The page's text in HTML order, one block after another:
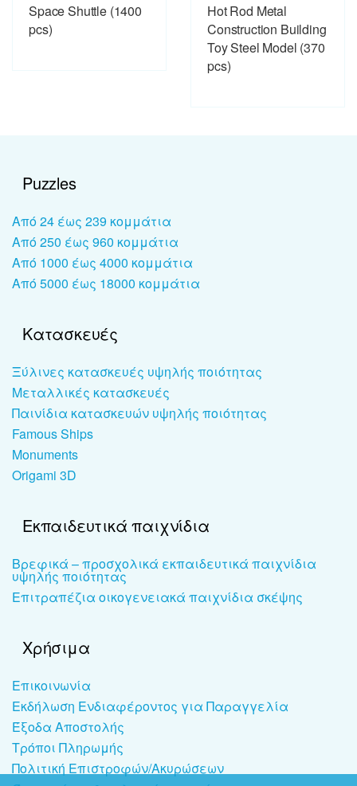
Space Shuttle (1400
pcs)
Hot Rod Metal
Construction Building
Toy Steel Model (370
pcs)
Puzzles
Από 24 έως 239 κομμάτια
Από 250 έως 960 κομμάτια
Από 1000 έως 4000 κομμάτια
Από 5000 έως 18000 κομμάτια
Κατασκευές
Ξύλινες κατασκευές υψηλής ποιότητας
Μεταλλικές κατασκευές
Παινίδια κατασκευών υψηλής ποιότητας
Famous Ships
Monuments
Origami 3D
Εκπαιδευτικά παιχνίδια
Βρεφικά – προσχολικά εκπαιδευτικά παιχνίδια
υψηλής ποιότητας
Επιτραπέζια οικογενειακά παιχνίδια σκέψης
Χρήσιμα
Επικοινωνία
Εκδήλωση Ενδιαφέροντος για Παραγγελία
Έξοδα Αποστολής
Τρόποι Πληρωμής
Πολιτική Επιστροφών/Ακυρώσεων